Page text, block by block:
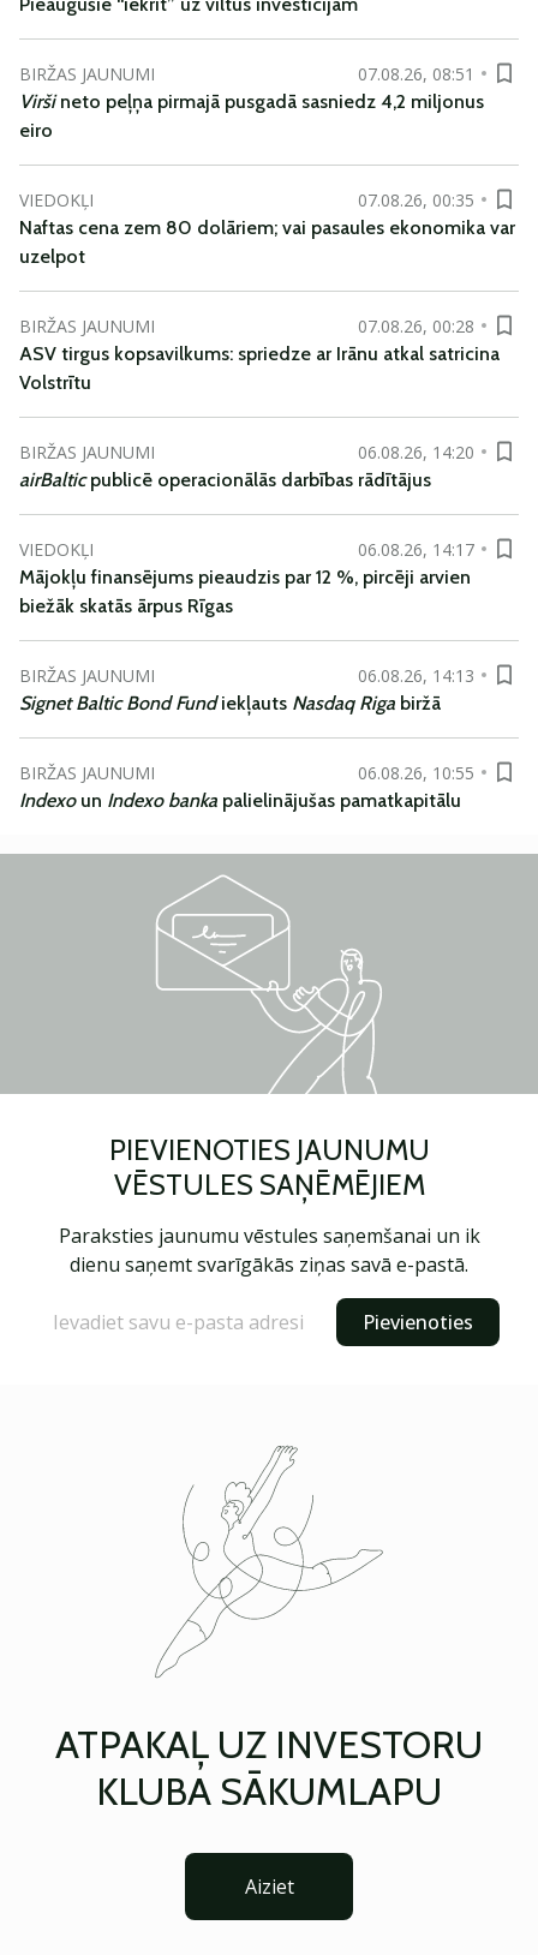
BIRŽAS JAUNUMI
07.08.26, 08:51
Viršineto peļņa pirmajā pusgadā sasniedz 4,2 miljonus
eiro
VIEDOKĻI
07.08.26, 00:35
Naftas cena zem 80 dolāriem; vai pasaules ekonomika var
uzelpot
BIRŽAS JAUNUMI
07.08.26, 00:28
ASV tirgus kopsavilkums: spriedze ar Irānu atkal satricina
Volstrītu
BIRŽAS JAUNUMI
06.08.26, 14:20
airBalticpublicē operacionālās darbības rādītājus
VIEDOKĻI
06.08.26, 14:17
Mājokļu finansējums pieaudzis par 12 %, pircēji arvien
biežāk skatās ārpus Rīgas
BIRŽAS JAUNUMI
06.08.26, 14:13
Signet Baltic Bond Fundiekļauts Nasdaq Riga biržā
BIRŽAS JAUNUMI
06.08.26, 10:55
Indexoun Indexo banka palielinājušas pamatkapitālu
PIEVIENOTIES JAUNUMU
VĒSTULES SAŅĒMĒJIEM
Paraksties jaunumu vēstules saņemšanai un ik
dienu saņemt svarīgākās ziņas savā e-pastā.
Pievienoties
ATPAKAĻ UZ INVESTORU
KLUBA SĀKUMLAPU
Aiziet